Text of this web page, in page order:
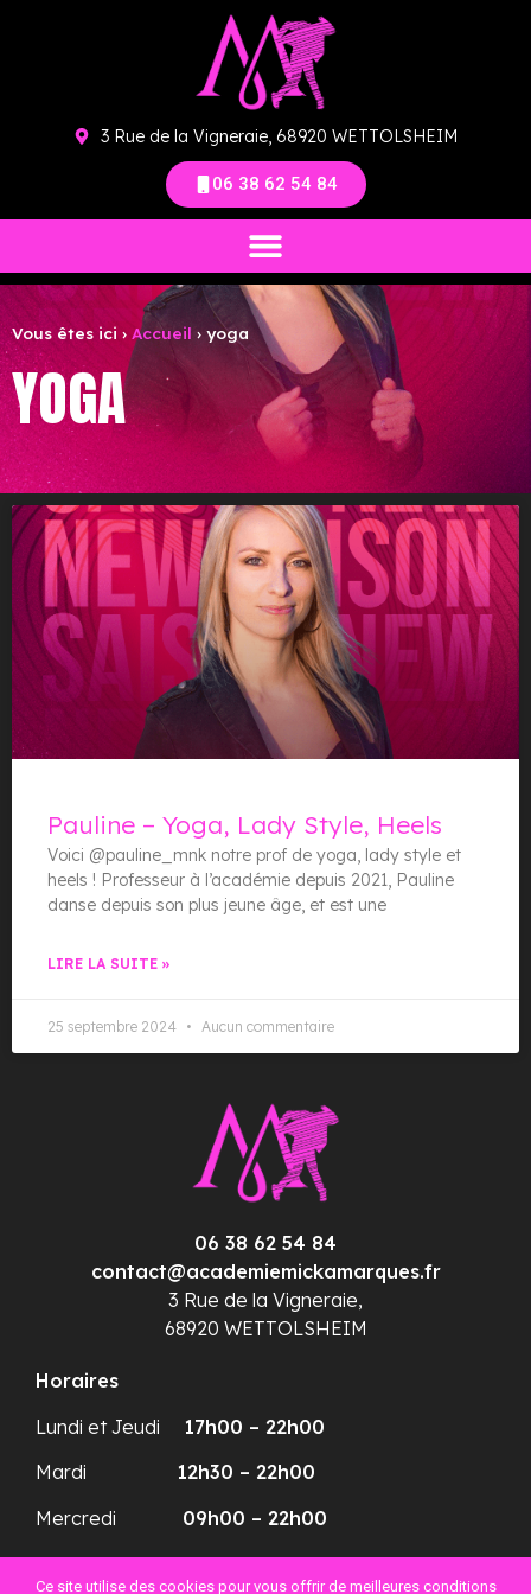
3 Rue de la Vigneraie, 68920 WETTOLSHEIM
06 38 62 54 84
Vous êtes ici › Accueil › yoga
YOGA
Pauline – Yoga, Lady Style, Heels
Voici @pauline_mnk notre prof de yoga, lady style et
heels ! Professeur à l’académie depuis 2021, Pauline
danse depuis son plus jeune âge, et est une
LIRE LA SUITE »
25 septembre 2024 Aucun commentaire
06 38 62 54 84
contact@academiemickamarques.fr
3 Rue de la Vigneraie,
68920 WETTOLSHEIM
Horaires
Lundi et Jeudi 17h00 – 22h00
Mardi 12h30 – 22h00
Mercredi 09h00 – 22h00
Ce site utilise des cookies pour vous offrir de meilleures conditions